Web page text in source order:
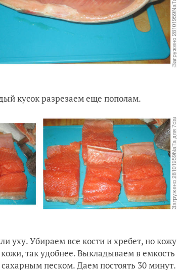
кусок разрезаем еще пополам.
уху. Убираем все кости и хребет, но кожу
так удобнее. Выкладываем в емкость
песком. Даем постоять 30 минут.